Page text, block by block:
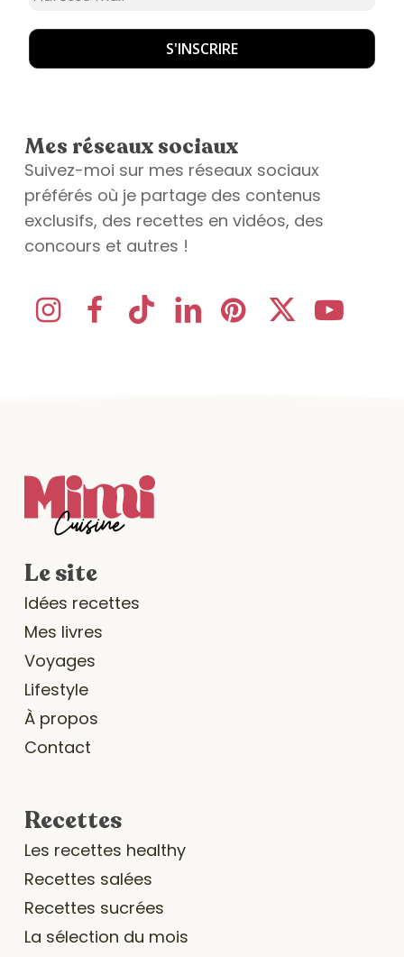
Mes réseaux sociaux
Suivez-moi sur mes réseaux sociaux
préférés où je partage des contenus
exclusifs, des recettes en vidéos, des
concours et autres !
Le site
Idées recettes
Mes livres
Voyages
Lifestyle
À propos
Contact
Recettes
Les recettes healthy
Recettes salées
Recettes sucrées
La sélection du mois